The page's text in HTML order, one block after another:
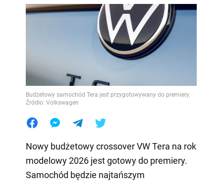
Budżetowy samochód Tera jest przygotowywany do premiery.
Źródło: Volkswagen
Nowy budżetowy crossover VW Tera na rok
modelowy 2026 jest gotowy do premiery.
Samochód będzie najtańszym